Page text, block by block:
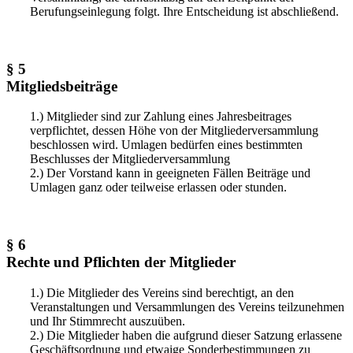
Berufungseinlegung folgt. Ihre Entscheidung ist abschließend.
§ 5
Mitgliedsbeiträge
1.) Mitglieder sind zur Zahlung eines Jahresbeitrages
verpflichtet, dessen Höhe von der Mitgliederversammlung
beschlossen wird. Umlagen bedürfen eines bestimmten
Beschlusses der Mitgliederversammlung
2.) Der Vorstand kann in geeigneten Fällen Beiträge und
Umlagen ganz oder teilweise erlassen oder stunden.
§ 6
Rechte und Pflichten der Mitglieder
1.) Die Mitglieder des Vereins sind berechtigt, an den
Veranstaltungen und Versammlungen des Vereins teilzunehmen
und Ihr Stimmrecht auszuüben.
2.) Die Mitglieder haben die aufgrund dieser Satzung erlassene
Geschäftsordnung und etwaige Sonderbestimmungen zu